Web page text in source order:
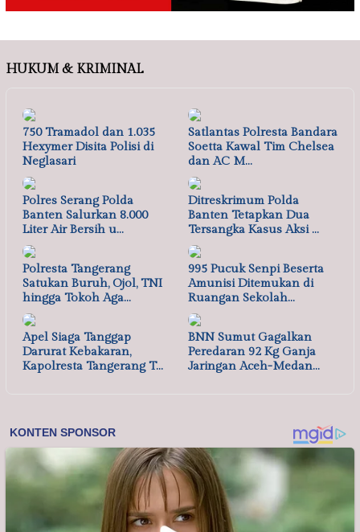
HUKUM & KRIMINAL
750 Tramadol dan 1.035
Hexymer Disita Polisi di
Neglasari
Satlantas Polresta Bandara
Soetta Kawal Tim Chelsea
dan AC M…
Polres Serang Polda
Banten Salurkan 8.000
Liter Air Bersih u…
Ditreskrimum Polda
Banten Tetapkan Dua
Tersangka Kasus Aksi …
Polresta Tangerang
Satukan Buruh, Ojol, TNI
hingga Tokoh Aga…
995 Pucuk Senpi Beserta
Amunisi Ditemukan di
Ruangan Sekolah…
Apel Siaga Tanggap
Darurat Kebakaran,
Kapolresta Tangerang T…
BNN Sumut Gagalkan
Peredaran 92 Kg Ganja
Jaringan Aceh-Medan…